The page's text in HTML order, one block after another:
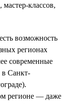
классов,
возможность
регионах
современные
в Санкт-
регионе — даже